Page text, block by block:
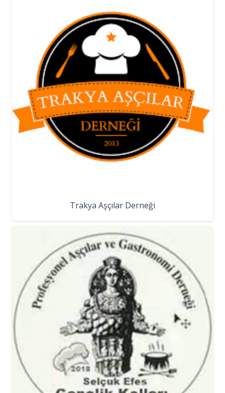
Trakya Aşçılar Derneği